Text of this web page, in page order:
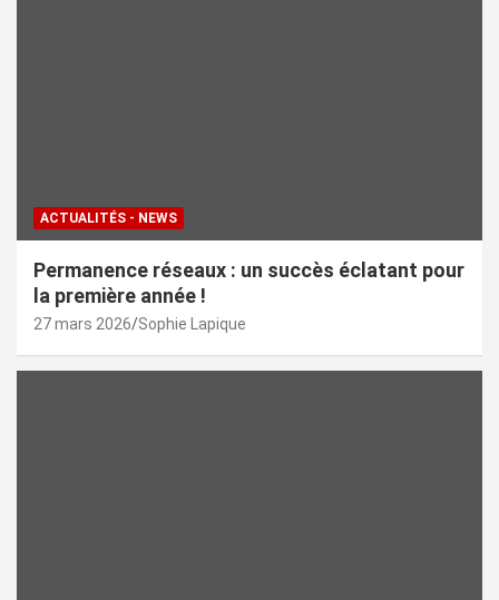
ACTUALITÉS - NEWS
Permanence réseaux : un succès éclatant pour
la première année !
27 mars 2026 Sophie Lapique